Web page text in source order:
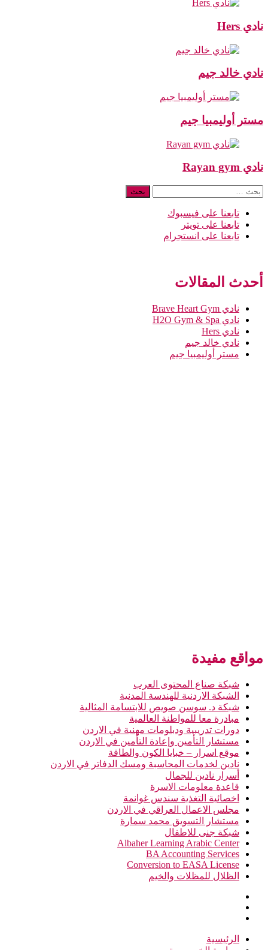
نادي Hers
نادي خالد جيم
مستر أوليمبيا جيم
نادي Rayan gym
البحث
تابعنا على فيسبوك
تابعنا على تويتر
تابعنا على انستجرام
أحدث المقالات
نادي Brave Heart Gym
نادي H2O Gym & Spa
نادي Hers
نادي خالد جيم
مستر أوليمبيا جيم
مواقع مفيدة
شبكة صناع المحتوى العرب
الشبكة الاردنية للهندسة المدنية
شبكة د. سوسن صويص للابتسامة المثالية
مبادرة معا للمواطنة العالمية
دورات تدريبية ودبلومات مهنية في الاردن
مستشار التأمين وإعادة التأمين في الاردن
موقع اسرار – خبايا الكون والطاقة
نادين لخدمات المحاسبة ومسك الدفاتر في الاردن
أسرار نادين للجمال
قاعدة معلومات الاسرة
اخصائية التغذية سندس غوانمة
مجلس الاعمال العراقي في الاردن
مستشار التسويق محمد سمارة
شبكة جنى للاطفال
Albaher Learning Arabic Center
BA Accounting Services
Conversion to EASA License
الظلال للمظلات والخيم
الرئيسية